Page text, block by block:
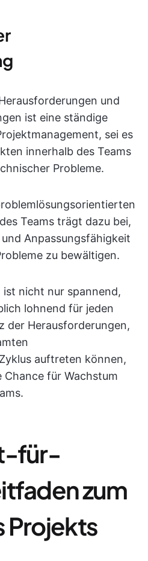
und
ist eine ständige
sei es
innerhalb des Teams
Probleme.
Teams trägt dazu bei,
Anpassungsfähigkeit
zu bewältigen.
ist nicht nur spannend,
lohnend für jeden
der Herausforderungen,
auftreten können,
Chance für Wachstum
für-
zum
Projekts